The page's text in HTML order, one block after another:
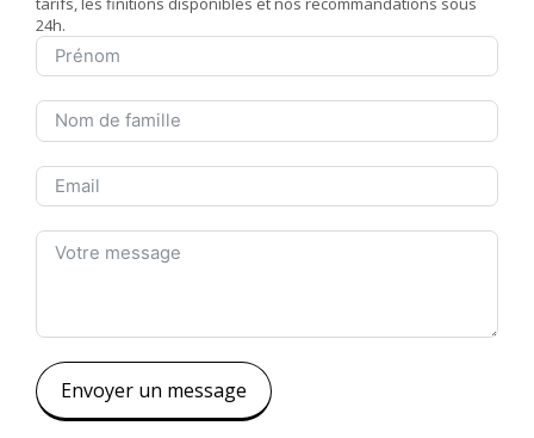
24h.
Envoyer un message